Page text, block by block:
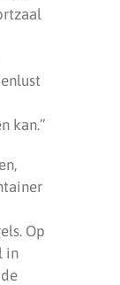
kan.”
Op
in